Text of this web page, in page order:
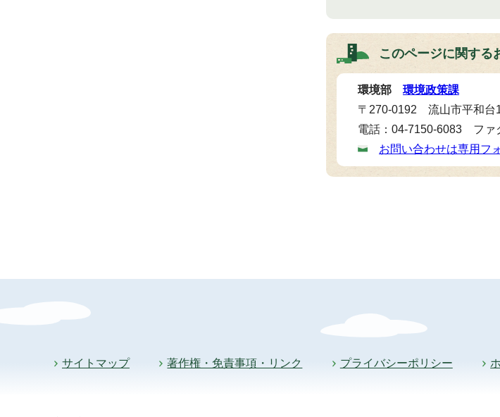
このページに関する
環境部 環境政策課
〒270-0192 流山市平和
電話：04-7150-6083 ファ
お問い合わせは専用フ
サイトマップ 著作権・免責事項・リンク プライバシーポリシー